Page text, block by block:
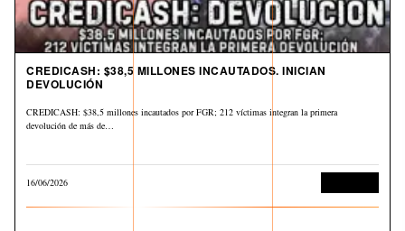
CREDICASH: $38,5 MILLONES INCAUTADOS. INICIAN
DEVOLUCIÓN
CREDICASH: $38,5 millones incautados por FGR; 212 víctimas integran la primera
devolución de más de…
16/06/2026